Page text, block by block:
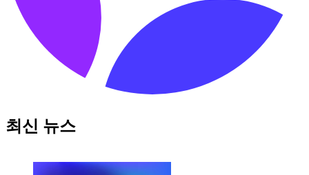
최신 뉴스